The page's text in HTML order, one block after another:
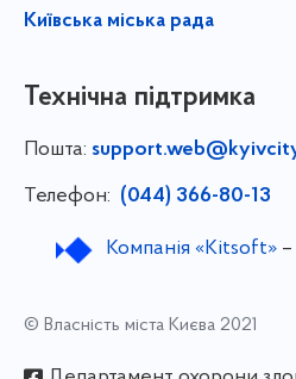
Київська міська рада
Технічна підтримка
Пошта:
Телефон: (044) 366-80-13
Компанія «Kitsoft»–
© Власність міста Києва 2021